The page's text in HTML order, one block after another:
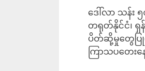
ဒေါ်လာ သန်း
တရုတ်နိုင်ငံ၊
ပိတ်ဆို့မှုတွေပြု
ကြာသပတေးန